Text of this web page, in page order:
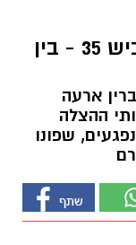
פצועים בתאונת דרכים בכביש 35 - בין
ארעה
ההצלה
שפונו